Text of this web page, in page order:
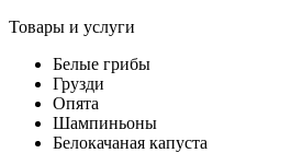
Товары и услуги
Белые грибы
Грузди
Опята
Шампиньоны
Белокачаная капуста